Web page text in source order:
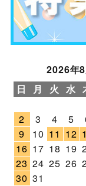
2026年8
日
月 火 水
2
3 4 5
9
10 11 12
16 17 18 19
23 24 25 26
30 31